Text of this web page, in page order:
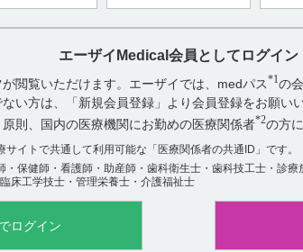
エーザイMedical会員としてログイン
閲覧いただけます。エーザイでは、medパス*1の
い方は、「新規会員登録」より会員登録をお願いい
則、国内の医療機関にお勤めの医療関係者*2の方
イトで共通して利用可能な「医療関係者の共通ID」です。
保健師・看護師・助産師・歯科衛生士・歯科技工士・診
床工学技士・管理栄養士・介護福祉士
でログイン
2019 年11 月
アンケート:ご意見をお聞かせください
役に立った
役に立たなかった